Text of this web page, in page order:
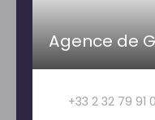
+33 2 32 79 91